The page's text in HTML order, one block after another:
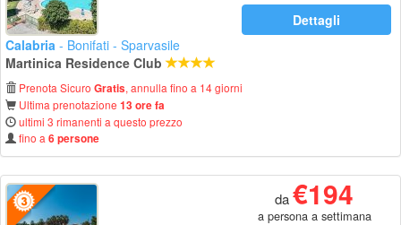
Dettagli
Calabria - Bonifati - Sparvasile
Martinica Residence Club
Prenota Sicuro Gratis, annulla fino a 14 giorni
Ultima prenotazione 13 ore fa
ultimi 3 rimanenti a questo prezzo
fino a 6 persone
da€194
a persona a settimana